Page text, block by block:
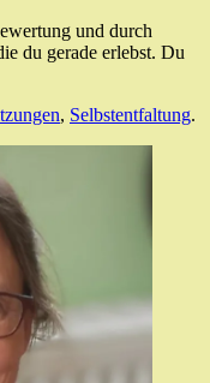
und durch
du gerade erlebst. Du
, Selbstentfaltung.